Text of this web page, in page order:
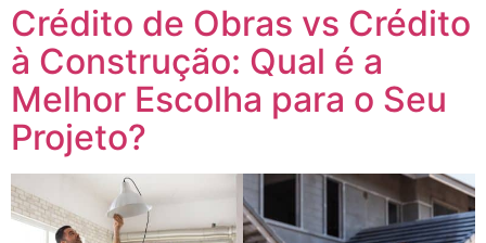
Crédito de Obras vs Crédito
à Construção: Qual é a
Melhor Escolha para o Seu
Projeto?